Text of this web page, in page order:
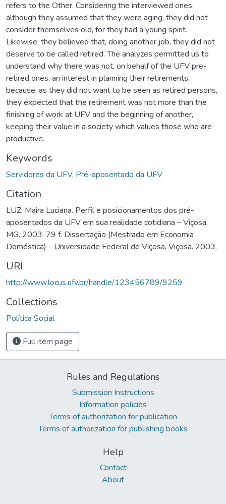
refers to the Other. Considering the interviewed ones,
although they assumed that they were aging, they did not
consider themselves old, for they had a young spirit.
Likewise, they believed that, doing another job, they did not
deserve to be called retired. The analyzes permitted us to
understand why there was not, on behalf of the UFV pre-
retired ones, an interest in planning their retirements,
because, as they did not want to be seen as retired persons,
they expected that the retirement was not more than the
finishing of work at UFV and the beginning of another,
keeping their value in a society which values those who are
productive.
Keywords
Servidores da UFV, Pré-aposentado da UFV
Citation
LUZ, Maira Luciana. Perfil e posicionamentos dos pré-
aposentados da UFV em sua realidade cotidiana – Viçosa,
MG. 2003. 79 f. Dissertação (Mestrado em Economia
Doméstica) - Universidade Federal de Viçosa, Viçosa. 2003.
URI
http://www.locus.ufv.br/handle/123456789/9259
Collections
Política Social
Full item page
Rules and Regulations
Submission Instructions
Information policies
Terms of authorization for publication
Terms of authorization for publishing books
Help
Contact
About